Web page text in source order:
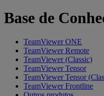
Base de
TeamViewer ONE
TeamViewer Remote
TeamViewer (Classic)
TeamViewer Tensor
TeamViewer Tensor
TeamViewer Frontline